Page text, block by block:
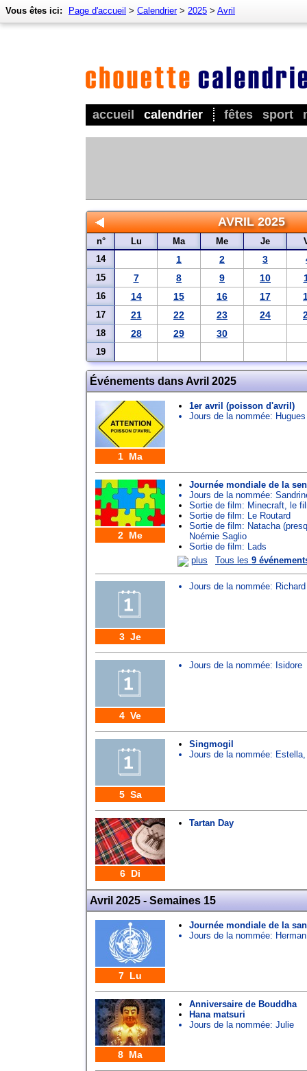
accueil calendrier fêtes sport
Vous êtes ici: Page d'accueil > Calendrier> 2025 > Avril
AVRIL 2025
n° Lu Ma Me Je
14
1 2 3
15 7 8 9 10
16 14 15 16 17
17 21 22 23 24
18 28 29 30
19
Événements dans Avril 2025
1 Ma
1er avril (poisson d'avril)
Jours de la nommée: Hugues
2 Me
Journée mondiale de la
Jours de la nommée:
Sortie de film: Minecraft, le
Sortie de film: Le Routard
Sortie de film: Natacha
Noémie Saglio
Sortie de film: Lads
plus
Tous les 9
3 Je
Jours de la nommée: Richard
4 Ve
Jours de la nommée: Isidore
5 Sa
Singmogil
Jours de la nommée: Estella
6 Di
Tartan Day
Avril 2025 - Semaines 15
7 Lu
Journée mondiale de la
Jours de la nommée: Herman
8 Ma
Anniversaire de Bouddha
Hana matsuri
Jours de la nommée: Julie